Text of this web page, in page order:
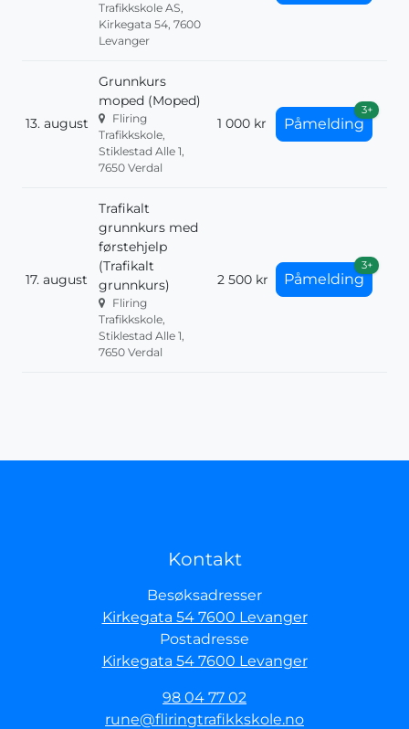
Trafikkskole AS,
Kirkegata 54, 7600
Levanger
13. august
Grunnkurs
moped (Moped)
Fliring
Trafikkskole,
Stiklestad Alle 1,
7650 Verdal
1 000 kr Påmelding
3+
17. august
Trafikalt
grunnkurs med
førstehjelp
(Trafikalt
grunnkurs)
Fliring
Trafikkskole,
Stiklestad Alle 1,
7650 Verdal
2 500 kr Påmelding
3+
Kontakt
Besøksadresser
Kirkegata 54 7600 Levanger
Postadresse
Kirkegata 54 7600 Levanger
98 04 77 02
rune@fliringtrafikkskole.no